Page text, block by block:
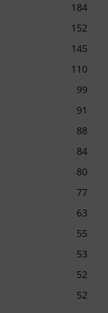
184
152
145
110
99
91
88
84
80
77
63
55
53
52
52